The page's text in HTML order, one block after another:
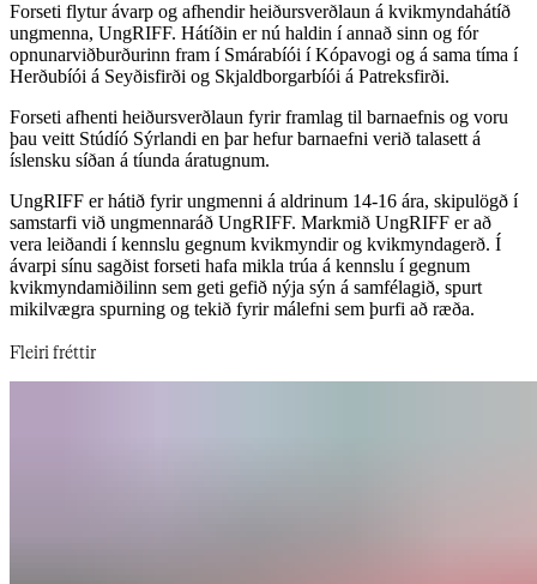
Forseti flytur ávarp og afhendir heiðursverðlaun á kvikmyndahátíð
ungmenna, UngRIFF. Hátíðin er nú haldin í annað sinn og fór
opnunarviðburðurinn fram í Smárabíói í Kópavogi og á sama tíma í
Herðubíói á Seyðisfirði og Skjaldborgarbíói á Patreksfirði.​​​​‌ ‍ ​‍​‍‌‍ ‌ ​‍‌‍‍‌‌‍‌ ‌‍‍‌‌‍ ‍​‍​‍​ ‍‍​‍​‍‌ ​ ‌‍​‌‌‍ ‍‌‍‍‌‌ ‌​‌ ‍‌​‍ ‍‌‍‍‌‌‍ ​‍​‍​‍ ​​‍​‍‌‍‍​‌ ​‍‌‍‌‌‌‍‌‍​‍​‍​ ‍‍​‍​‍‌‍‍​‌ ‌​‌ ‌​‌ ​​‌ ​ ​‍ ​‍ ‌‍‌‍‌‍ ‌ ​‍‌ ​ ‌‍‌‌‌ ‌​‌‍‍‌​‍ ‌‌‍‍‌‌ ​ ‌‍ ​‌‍​‌‌‍ ‍‌‍‌​‌ ​ ​‍ ‍‌ ‌‍‌‍‌‌‌ ​‍‌‍​ ‌‍‌‌‌‍ ​​‍ ‍‌‍​‌‌ ​​‌ ​​​‍ ‌ ​ ‌ ‌​‌ ‌‌‌‍‌​‌‍‍‌‌‍ ​‍ ‌‍‍‌‌‍ ‍‌ ‌​‌‍‌‌‌‍ ‍‌ ‌​​‍ ‌‍‌‌‌‍‌​‌‍‍‌‌ ‌​​‍ ‌‍ ‌‌‍ ‌‍‌​‌‍‌‌​ ‌‌ ​​‌ ​‍‌‍‌‌‌ ​ ‌‍‌‌‌‍ ‍‌ ‌​‌‍​‌‌ ‌​‌‍‍‌‌‍ ‌‍ ‍​ ‍ ‌‍‍‌‌‍‌​​ ‌​ ‌​​ ​​‌‍‌ ‌​‌‍‌​‍‍‌​‍‌‌​‌​‌ ​ ‌‍​ ‌‍ ‍‌‍‌‍‌‌‍‌‌​‌‌‌​‌‍‌‌‌​‌​‍‍‌‌​‌‌‌‌‌‌​ ‌‌​‌‍‌ ‌‌‌​‍ ​ ‍ ‌ ‌​‌ ‍‌‌ ​​‌‍‌‌​ ‌‌‍ ‍‌‍‌‌‌ ‌ ‌ ​ ​ ‍ ‌ ​​‌‍​‌‌ ‌​‌‍‍​​ ‌‌ ​​‌‍​‌‌‍‌ ‌‍‌‌‌​​‍‌ ‌‌‌‍‍‌‌‍ ​‌‍‌​‌‍‌‌‌ ​‍​‍‌‌​ ‌‌‌​​‍‌‌ ‌‍‍ ‌‍‌‌‌ ‍‌​‍‌‌​ ​ ‌​‌​​‍‌‌​ ​ ‌​‌​​‍‌‌​ ​‍​ ​‍‌ ​‍‌‍‍‌‌‍​ ‌‍‍​‌ ‌​‌‍‌‌‌ ‍​‌ ‌​​‍ ‌‌‍‌‌‌ ‍‍‌ ​‌​ ‌​‌‍‌​‌ ‌​​ ‌​‌‍‌‍‌‍‌​​‍‌‌​ ​‍​ ​‍​‍‌‌​ ‌‌‌​‌​​‍ ‍‌‍​ ‌‍ ‌‍ ‍‌ ‌​‌‍‌‌‌‍ ‍‌ ‌​​‍‌‌​ ‌‌‌​​‍‌‌ ‌‍‍ ‌‍‌‌‌ ‍‌​‍‌‌​ ​ ‌​‌​​‍‌‌​ ​ ‌​‌​​‍‌‌​ ​‍​ ​‍‌‍​ ​ ‌‌​ ‌ ​ ‌ ‌‍​‍‌‍​‌​ ‌‌‌‍​‍​ ‍​​ ‌‌‌‍‌‌​ ​​​‍‌‌​ ​‍​ ​‍​‍‌‌​ ‌‌‌​‌​​‍ ‍‌‍​ ‌‍‍​‌‍‍‌‌‍ ​‌‍‌​‌ ​‍‌‍‌‌‌‍ ‍​‍‌‌​ ‌‌‌​​‍‌‌ ‌‍‍ ‌‍‌‌‌ ‍‌​‍‌‌​ ​ ‌​‌​​‍‌‌​ ​ ‌​‌​​‍‌‌​ ​‍​ ​‍​ ​‌​ ‌ ​ ​ ​ ​‍​ ​​​ ​‍​ ​ ​ ‌‌​ ​​‌‍​‌​ ‌ ‌‍‌‍​‍‌‌​ ​‍​ ​‍​‍‌‌​ ‌‌‌​‌​​‍ ‍‌ ‌​‌‍‌‌‌ ‍​‌ ‌​​ ‌‍​‍‌‍​‌‌ ​ ‌‍‌‌‌‌‌‌‌ ​‍‌‍ ​​ ‌‌‍‍​‌ ‌​‌ ‌​‌ ​​‌ ​ ​‍‌‌​ ​‍‌​‌‍​‍‌‌​ ​‍‌​‌‍‌‍‌‍‌‍ ‌ ​‍‌ ​ ‌‍‌‌‌ ‌​‌‍‍‌​‍ ‌‌‍‍‌‌ ​ ‌‍ ​‌‍​‌‌‍ ‍‌‍‌​‌ ​ ​‍ ‍‌ ‌‍‌‍‌‌‌ ​‍‌‍​ ‌‍‌‌‌‍ ​​‍ ‍‌‍​‌‌ ​​‌ ​​​‍‌‌​ ​‍‌​‌‍‌ ​ ‌ ‌​‌ ‌‌‌‍‌​‌‍‍‌‌‍ ​‍‌‍‌‍‍‌‌‍‌​​ ‌​ ‌​​ ​​‌‍‌ ‌​‌‍‌​‍‍‌​‍‌‌​‌​‌ ​ ‌‍​ ‌‍ ‍‌‍‌‍‌‌‍‌‌​‌‌‌​‌‍‌‌‌​‌​‍‍‌‌​‌‌‌‌‌‌​ ‌‌​‌‍‌ ‌‌‌​‍ ​‍‌‍‌ ‌​‌ ‍‌‌ ​​‌‍‌‌​ ‌‌‍ ‍‌‍‌‌‌ ‌ ‌ ​ ​‍‌‍‌ ​​‌‍​‌‌ ‌​‌‍‍​​ ‌‌ ​​‌‍​‌‌‍‌ ‌‍‌‌‌​​‍‌ ‌‌‌‍‍‌‌‍ ​‌‍‌​‌‍‌‌‌ ​‍​‍‌‌​ ‌‌‌​​‍‌‌ ‌‍‍ ‌‍‌‌‌ ‍‌​‍‌‌​ ​ ‌​‌​​‍‌‌​ ​ ‌​‌​​‍‌‌​ ​‍​ ​‍‌ ​‍‌‍‍‌‌‍​ ‌‍‍​‌ ‌​‌‍‌‌‌ ‍​‌ ‌​​‍ ‌‌‍‌‌‌ ‍‍‌ ​‌​ ‌​‌‍‌​‌ ‌​​ ‌​‌‍‌‍‌‍‌​​‍‌‌​ ​‍​ ​‍​‍‌‌​ ‌‌‌​‌​​‍ ‍‌‍​ ‌‍ ‌‍ ‍‌ ‌​‌‍‌‌‌‍ ‍‌ ‌​​‍‌‌​ ‌‌‌​​‍‌‌ ‌‍‍ ‌‍‌‌‌ ‍‌​‍‌‌​ ​ ‌​‌​​‍‌‌​ ​ ‌​‌​​‍‌‌​ ​‍​ ​‍‌‍​ ​ ‌‌​ ‌ ​ ‌ ‌‍​‍‌‍​‌​ ‌‌‌‍​‍​ ‍​​ ‌‌‌‍‌‌​ ​​​‍‌‌​ ​‍​ ​‍​‍‌‌​ ‌‌‌​‌​​‍ ‍‌‍​ ‌‍‍​‌‍‍‌‌‍ ​‌‍‌​‌ ​‍‌‍‌‌‌‍ ‍​‍‌‌​ ‌‌‌​​‍‌‌ ‌‍‍ ‌‍‌‌‌ ‍‌​‍‌‌​ ​ ‌​‌​​‍‌‌​ ​ ‌​‌​​‍‌‌​ ​‍​ ​‍​ ​‌​ ‌ ​ ​ ​ ​‍​ ​​​ ​‍​ ​ ​ ‌‌​ ​​‌‍​‌​ ‌ ‌‍‌‍​‍‌‌​ ​‍​ ​‍​‍‌‌​ ‌‌‌​‌​​‍ ‍‌ ‌​‌‍‌‌‌ ‍​‌ ‌​​‍‌‍‌ ​​‌‍‌‌‌ ​‍‌ ​ ‌ ​​‌‍‌‌‌‍​ ‌ ‌​‌‍‍‌‌ ‌‍‌‍‌‌​ ‌‌ ​​‌ ‌‌‌‍​‍‌‍ ​‌‍‍‌‌ ​ ‌‍‍​‌‍‌‌‌‍‌​​‍​‍‌ ‌
Forseti afhenti heiðursverðlaun fyrir framlag til barnaefnis og voru
þau veitt Stúdíó Sýrlandi en þar hefur barnaefni verið talasett á
íslensku síðan á tíunda áratugnum.​​​​‌ ‍ ​‍​‍‌‍ ‌ ​‍‌‍‍‌‌‍‌ ‌‍‍‌‌‍ ‍​‍​‍​ ‍‍​‍​‍‌ ​ ‌‍​‌‌‍ ‍‌‍‍‌‌ ‌​‌ ‍‌​‍ ‍‌‍‍‌‌‍ ​‍​‍​‍ ​​‍​‍‌‍‍​‌ ​‍‌‍‌‌‌‍‌‍​‍​‍​ ‍‍​‍​‍‌‍‍​‌ ‌​‌ ‌​‌ ​​‌ ​ ​‍ ​‍ ‌‍‌‍‌‍ ‌ ​‍‌ ​ ‌‍‌‌‌ ‌​‌‍‍‌​‍ ‌‌‍‍‌‌ ​ ‌‍ ​‌‍​‌‌‍ ‍‌‍‌​‌ ​ ​‍ ‍‌ ‌‍‌‍‌‌‌ ​‍‌‍​ ‌‍‌‌‌‍ ​​‍ ‍‌‍​‌‌ ​​‌ ​​​‍ ‌ ​ ‌ ‌​‌ ‌‌‌‍‌​‌‍‍‌‌‍ ​‍ ‌‍‍‌‌‍ ‍‌ ‌​‌‍‌‌‌‍ ‍‌ ‌​​‍ ‌‍‌‌‌‍‌​‌‍‍‌‌ ‌​​‍ ‌‍ ‌‌‍ ‌‍‌​‌‍‌‌​ ‌‌ ​​‌ ​‍‌‍‌‌‌ ​ ‌‍‌‌‌‍ ‍‌ ‌​‌‍​‌‌ ‌​‌‍‍‌‌‍ ‌‍ ‍​ ‍ ‌‍‍‌‌‍‌​​ ‌​ ‌​​ ​​‌‍‌ ‌​‌‍‌​‍‍‌​‍‌‌​‌​‌ ​ ‌‍​ ‌‍ ‍‌‍‌‍‌‌‍‌‌​‌‌‌​‌‍‌‌‌​‌​‍‍‌‌​‌‌‌‌‌‌​ ‌‌​‌‍‌ ‌‌‌​‍ ​ ‍ ‌ ‌​‌ ‍‌‌ ​​‌‍‌‌​ ‌‌‍ ‍‌‍‌‌‌ ‌ ‌ ​ ​ ‍ ‌ ​​‌‍​‌‌ ‌​‌‍‍​​ ‌‌ ​​‌‍​‌‌‍‌ ‌‍‌‌‌​​‍‌ ‌‌‌‍‍‌‌‍ ​‌‍‌​‌‍‌‌‌ ​‍​‍‌‌​ ‌‌‌​​‍‌‌ ‌‍‍ ‌‍‌‌‌ ‍‌​‍‌‌​ ​ ‌​‌​​‍‌‌​ ​ ‌​‌​​‍‌‌​ ​‍​ ​‍‌ ​‍‌‍‍‌‌‍​ ‌‍‍​‌ ‌​‌‍‌‌‌ ‍​‌ ‌​​‍ ‌‌‍‌‌‌ ‍‍‌ ​‌​ ‌​‌‍‌​‌ ‌​​ ‌​‌‍‌‍‌‍‌​​‍‌‌​ ​‍​ ​‍​‍‌‌​ ‌‌‌​‌​​‍ ‍‌‍​ ‌‍ ‌‍ ‍‌ ‌​‌‍‌‌‌‍ ‍‌ ‌​​‍‌‌​ ‌‌‌​​‍‌‌ ‌‍‍ ‌‍‌‌‌ ‍‌​‍‌‌​ ​ ‌​‌​​‍‌‌​ ​ ‌​‌​​‍‌‌​ ​‍​ ​‍‌‍​‍‌‍​‍​ ‌​‌‍​‍​ ‌‍‌‍‌‌​ ​​​ ‌‌​ ‌ ‌‍​ ‌‍‌‍​ ​‌​‍‌‌​ ​‍​ ​‍​‍‌‌​ ‌‌‌​‌​​‍ ‍‌‍​ ‌‍‍​‌‍‍‌‌‍ ​‌‍‌​‌ ​‍‌‍‌‌‌‍ ‍​‍‌‌​ ‌‌‌​​‍‌‌ ‌‍‍ ‌‍‌‌‌ ‍‌​‍‌‌​ ​ ‌​‌​​‍‌‌​ ​ ‌​‌​​‍‌‌​ ​‍​ ​‍​ ‌‌​ ​​‌‍​‌​ ​‍‌‍​‍​ ‌​​ ​ ​ ​ ​ ‌‍​ ​ ​ ​​​ ‌ ​‍‌‌​ ​‍​ ​‍​‍‌‌​ ‌‌‌​‌​​‍ ‍‌ ‌​‌‍‌‌‌ ‍​‌ ‌​​ ‌‍​‍‌‍​‌‌ ​ ‌‍‌‌‌‌‌‌‌ ​‍‌‍ ​​ ‌‌‍‍​‌ ‌​‌ ‌​‌ ​​‌ ​ ​‍‌‌​ ​‍‌​‌‍​‍‌‌​ ​‍‌​‌‍‌‍‌‍‌‍ ‌ ​‍‌ ​ ‌‍‌‌‌ ‌​‌‍‍‌​‍ ‌‌‍‍‌‌ ​ ‌‍ ​‌‍​‌‌‍ ‍‌‍‌​‌ ​ ​‍ ‍‌ ‌‍‌‍‌‌‌ ​‍‌‍​ ‌‍‌‌‌‍ ​​‍ ‍‌‍​‌‌ ​​‌ ​​​‍‌‌​ ​‍‌​‌‍‌ ​ ‌ ‌​‌ ‌‌‌‍‌​‌‍‍‌‌‍ ​‍‌‍‌‍‍‌‌‍‌​​ ‌​ ‌​​ ​​‌‍‌ ‌​‌‍‌​‍‍‌​‍‌‌​‌​‌ ​ ‌‍​ ‌‍ ‍‌‍‌‍‌‌‍‌‌​‌‌‌​‌‍‌‌‌​‌​‍‍‌‌​‌‌‌‌‌‌​ ‌‌​‌‍‌ ‌‌‌​‍ ​‍‌‍‌ ‌​‌ ‍‌‌ ​​‌‍‌‌​ ‌‌‍ ‍‌‍‌‌‌ ‌ ‌ ​ ​‍‌‍‌ ​​‌‍​‌‌ ‌​‌‍‍​​ ‌‌ ​​‌‍​‌‌‍‌ ‌‍‌‌‌​​‍‌ ‌‌‌‍‍‌‌‍ ​‌‍‌​‌‍‌‌‌ ​‍​‍‌‌​ ‌‌‌​​‍‌‌ ‌‍‍ ‌‍‌‌‌ ‍‌​‍‌‌​ ​ ‌​‌​​‍‌‌​ ​ ‌​‌​​‍‌‌​ ​‍​ ​‍‌ ​‍‌‍‍‌‌‍​ ‌‍‍​‌ ‌​‌‍‌‌‌ ‍​‌ ‌​​‍ ‌‌‍‌‌‌ ‍‍‌ ​‌​ ‌​‌‍‌​‌ ‌​​ ‌​‌‍‌‍‌‍‌​​‍‌‌​ ​‍​ ​‍​‍‌‌​ ‌‌‌​‌​​‍ ‍‌‍​ ‌‍ ‌‍ ‍‌ ‌​‌‍‌‌‌‍ ‍‌ ‌​​‍‌‌​ ‌‌‌​​‍‌‌ ‌‍‍ ‌‍‌‌‌ ‍‌​‍‌‌​ ​ ‌​‌​​‍‌‌​ ​ ‌​‌​​‍‌‌​ ​‍​ ​‍‌‍​‍‌‍​‍​ ‌​‌‍​‍​ ‌‍‌‍‌‌​ ​​​ ‌‌​ ‌ ‌‍​ ‌‍‌‍​ ​‌​‍‌‌​ ​‍​ ​‍​‍‌‌​ ‌‌‌​‌​​‍ ‍‌‍​ ‌‍‍​‌‍‍‌‌‍ ​‌‍‌​‌ ​‍‌‍‌‌‌‍ ‍​‍‌‌​ ‌‌‌​​‍‌‌ ‌‍‍ ‌‍‌‌‌ ‍‌​‍‌‌​ ​ ‌​‌​​‍‌‌​ ​ ‌​‌​​‍‌‌​ ​‍​ ​‍​ ‌‌​ ​​‌‍​‌​ ​‍‌‍​‍​ ‌​​ ​ ​ ​ ​ ‌‍​ ​ ​ ​​​ ‌ ​‍‌‌​ ​‍​ ​‍​‍‌‌​ ‌‌‌​‌​​‍ ‍‌ ‌​‌‍‌‌‌ ‍​‌ ‌​​‍‌‍‌ ​​‌‍‌‌‌ ​‍‌ ​ ‌ ​​‌‍‌‌‌‍​ ‌ ‌​‌‍‍‌‌ ‌‍‌‍‌‌​ ‌‌ ​​‌ ‌‌‌‍​‍‌‍ ​‌‍‍‌‌ ​ ‌‍‍​‌‍‌‌‌‍‌​​‍​‍‌ ‌
UngRIFF er hátið fyrir ungmenni á aldrinum 14-16 ára, skipulögð í
samstarfi við ungmennaráð UngRIFF. Markmið UngRIFF er að
vera leiðandi í kennslu gegnum kvikmyndir og kvikmyndagerð. Í
ávarpi sínu sagðist forseti hafa mikla trúa á kennslu í gegnum
kvikmyndamiðilinn sem geti gefið nýja sýn á samfélagið, spurt
mikilvægra spurning og tekið fyrir málefni sem þurfi að ræða.​​​​‌ ‍ ​‍​‍‌‍ ‌ ​‍‌‍‍‌‌‍‌ ‌‍‍‌‌‍ ‍​‍​‍​ ‍‍​‍​‍‌ ​ ‌‍​‌‌‍ ‍‌‍‍‌‌ ‌​‌ ‍‌​‍ ‍‌‍‍‌‌‍ ​‍​‍​‍ ​​‍​‍‌‍‍​‌ ​‍‌‍‌‌‌‍‌‍​‍​‍​ ‍‍​‍​‍‌‍‍​‌ ‌​‌ ‌​‌ ​​‌ ​ ​‍ ​‍ ‌‍‌‍‌‍ ‌ ​‍‌ ​ ‌‍‌‌‌ ‌​‌‍‍‌​‍ ‌‌‍‍‌‌ ​ ‌‍ ​‌‍​‌‌‍ ‍‌‍‌​‌ ​ ​‍ ‍‌ ‌‍‌‍‌‌‌ ​‍‌‍​ ‌‍‌‌‌‍ ​​‍ ‍‌‍​‌‌ ​​‌ ​​​‍ ‌ ​ ‌ ‌​‌ ‌‌‌‍‌​‌‍‍‌‌‍ ​‍ ‌‍‍‌‌‍ ‍‌ ‌​‌‍‌‌‌‍ ‍‌ ‌​​‍ ‌‍‌‌‌‍‌​‌‍‍‌‌ ‌​​‍ ‌‍ ‌‌‍ ‌‍‌​‌‍‌‌​ ‌‌ ​​‌ ​‍‌‍‌‌‌ ​ ‌‍‌‌‌‍ ‍‌ ‌​‌‍​‌‌ ‌​‌‍‍‌‌‍ ‌‍ ‍​ ‍ ‌‍‍‌‌‍‌​​ ‌​ ‌​​ ​​‌‍‌ ‌​‌‍‌​‍‍‌​‍‌‌​‌​‌ ​ ‌‍​ ‌‍ ‍‌‍‌‍‌‌‍‌‌​‌‌‌​‌‍‌‌‌​‌​‍‍‌‌​‌‌‌‌‌‌​ ‌‌​‌‍‌ ‌‌‌​‍ ​ ‍ ‌ ‌​‌ ‍‌‌ ​​‌‍‌‌​ ‌‌‍ ‍‌‍‌‌‌ ‌ ‌ ​ ​ ‍ ‌ ​​‌‍​‌‌ ‌​‌‍‍​​ ‌‌ ​​‌‍​‌‌‍‌ ‌‍‌‌‌​​‍‌ ‌‌‌‍‍‌‌‍ ​‌‍‌​‌‍‌‌‌ ​‍​‍‌‌​ ‌‌‌​​‍‌‌ ‌‍‍ ‌‍‌‌‌ ‍‌​‍‌‌​ ​ ‌​‌​​‍‌‌​ ​ ‌​‌​​‍‌‌​ ​‍​ ​‍‌ ​‍‌‍‍‌‌‍​ ‌‍‍​‌ ‌​‌‍‌‌‌ ‍​‌ ‌​​‍ ‌‌‍‌‌‌ ‍‍‌ ​‌​ ‌​‌‍‌​‌ ‌​​ ‌​‌‍‌‍‌‍‌​​‍‌‌​ ​‍​ ​‍​‍‌‌​ ‌‌‌​‌​​‍ ‍‌‍​ ‌‍ ‌‍ ‍‌ ‌​‌‍‌‌‌‍ ‍‌ ‌​​‍‌‌​ ‌‌‌​​‍‌‌ ‌‍‍ ‌‍‌‌‌ ‍‌​‍‌‌​ ​ ‌​‌​​‍‌‌​ ​ ‌​‌​​‍‌‌​ ​‍​ ​‍​ ​ ​ ‍​​ ​‌​ ‌​​ ​​​ ​‌​ ​‍​ ​​​ ‍‌​ ‍​​ ‍‌‌‍‌‌​‍‌‌​ ​‍​ ​‍​‍‌‌​ ‌‌‌​‌​​‍ ‍‌‍​ ‌‍‍​‌‍‍‌‌‍ ​‌‍‌​‌ ​‍‌‍‌‌‌‍ ‍​‍‌‌​ ‌‌‌​​‍‌‌ ‌‍‍ ‌‍‌‌‌ ‍‌​‍‌‌​ ​ ‌​‌​​‍‌‌​ ​ ‌​‌​​‍‌‌​ ​‍​ ​‍​ ​ ​ ‌‍‌‍‌‍‌‍‌​​ ​ ​ ​‌‌‍‌‍​ ‌ ​ ‌​‌‍​‌‌‍‌​​ ‌​​‍‌‌​ ​‍​ ​‍​‍‌‌​ ‌‌‌​‌​​‍ ‍‌ ‌​‌‍‌‌‌ ‍​‌ ‌​​ ‌‍​‍‌‍​‌‌ ​ ‌‍‌‌‌‌‌‌‌ ​‍‌‍ ​​ ‌‌‍‍​‌ ‌​‌ ‌​‌ ​​‌ ​ ​‍‌‌​ ​‍‌​‌‍​‍‌‌​ ​‍‌​‌‍‌‍‌‍‌‍ ‌ ​‍‌ ​ ‌‍‌‌‌ ‌​‌‍‍‌​‍ ‌‌‍‍‌‌ ​ ‌‍ ​‌‍​‌‌‍ ‍‌‍‌​‌ ​ ​‍ ‍‌ ‌‍‌‍‌‌‌ ​‍‌‍​ ‌‍‌‌‌‍ ​​‍ ‍‌‍​‌‌ ​​‌ ​​​‍‌‌​ ​‍‌​‌‍‌ ​ ‌ ‌​‌ ‌‌‌‍‌​‌‍‍‌‌‍ ​‍‌‍‌‍‍‌‌‍‌​​ ‌​ ‌​​ ​​‌‍‌ ‌​‌‍‌​‍‍‌​‍‌‌​‌​‌ ​ ‌‍​ ‌‍ ‍‌‍‌‍‌‌‍‌‌​‌‌‌​‌‍‌‌‌​‌​‍‍‌‌​‌‌‌‌‌‌​ ‌‌​‌‍‌ ‌‌‌​‍ ​‍‌‍‌ ‌​‌ ‍‌‌ ​​‌‍‌‌​ ‌‌‍ ‍‌‍‌‌‌ ‌ ‌ ​ ​‍‌‍‌ ​​‌‍​‌‌ ‌​‌‍‍​​ ‌‌ ​​‌‍​‌‌‍‌ ‌‍‌‌‌​​‍‌ ‌‌‌‍‍‌‌‍ ​‌‍‌​‌‍‌‌‌ ​‍​‍‌‌​ ‌‌‌​​‍‌‌ ‌‍‍ ‌‍‌‌‌ ‍‌​‍‌‌​ ​ ‌​‌​​‍‌‌​ ​ ‌​‌​​‍‌‌​ ​‍​ ​‍‌ ​‍‌‍‍‌‌‍​ ‌‍‍​‌ ‌​‌‍‌‌‌ ‍​‌ ‌​​‍ ‌‌‍‌‌‌ ‍‍‌ ​‌​ ‌​‌‍‌​‌ ‌​​ ‌​‌‍‌‍‌‍‌​​‍‌‌​ ​‍​ ​‍​‍‌‌​ ‌‌‌​‌​​‍ ‍‌‍​ ‌‍ ‌‍ ‍‌ ‌​‌‍‌‌‌‍ ‍‌ ‌​​‍‌‌​ ‌‌‌​​‍‌‌ ‌‍‍ ‌‍‌‌‌ ‍‌​‍‌‌​ ​ ‌​‌​​‍‌‌​ ​ ‌​‌​​‍‌‌​ ​‍​ ​‍​ ​ ​ ‍​​ ​‌​ ‌​​ ​​​ ​‌​ ​‍​ ​​​ ‍‌​ ‍​​ ‍‌‌‍‌‌​‍‌‌​ ​‍​ ​‍​‍‌‌​ ‌‌‌​‌​​‍ ‍‌‍​ ‌‍‍​‌‍‍‌‌‍ ​‌‍‌​‌ ​‍‌‍‌‌‌‍ ‍​‍‌‌​ ‌‌‌​​‍‌‌ ‌‍‍ ‌‍‌‌‌ ‍‌​‍‌‌​ ​ ‌​‌​​‍‌‌​ ​ ‌​‌​​‍‌‌​ ​‍​ ​‍​ ​ ​ ‌‍‌‍‌‍‌‍‌​​ ​ ​ ​‌‌‍‌‍​ ‌ ​ ‌​‌‍​‌‌‍‌​​ ‌​​‍‌‌​ ​‍​ ​‍​‍‌‌​ ‌‌‌​‌​​‍ ‍‌ ‌​‌‍‌‌‌ ‍​‌ ‌​​‍‌‍‌ ​​‌‍‌‌‌ ​‍‌ ​ ‌ ​​‌‍‌‌‌‍​ ‌ ‌​‌‍‍‌‌ ‌‍‌‍‌‌​ ‌‌ ​​‌ ‌‌‌‍​‍‌‍ ​‌‍‍‌‌ ​ ‌‍‍​‌‍‌‌‌‍‌​​‍​‍‌ ‌
Fleiri fréttir